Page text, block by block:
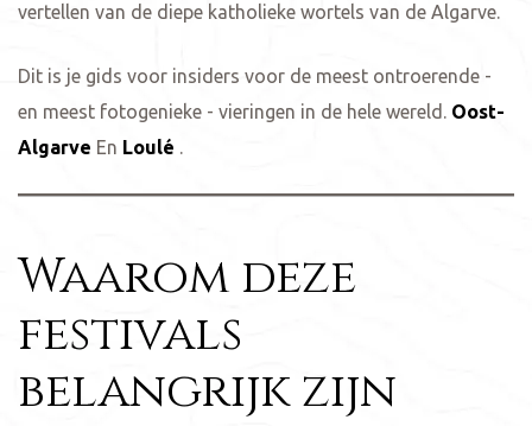
vertellen van de diepe katholieke wortels van de Algarve.
Dit is je gids voor insiders voor de meest ontroerende -
en meest fotogenieke - vieringen in de hele wereld. Oost-
Algarve En Loulé .
Waarom deze
festivals
belangrijk zijn